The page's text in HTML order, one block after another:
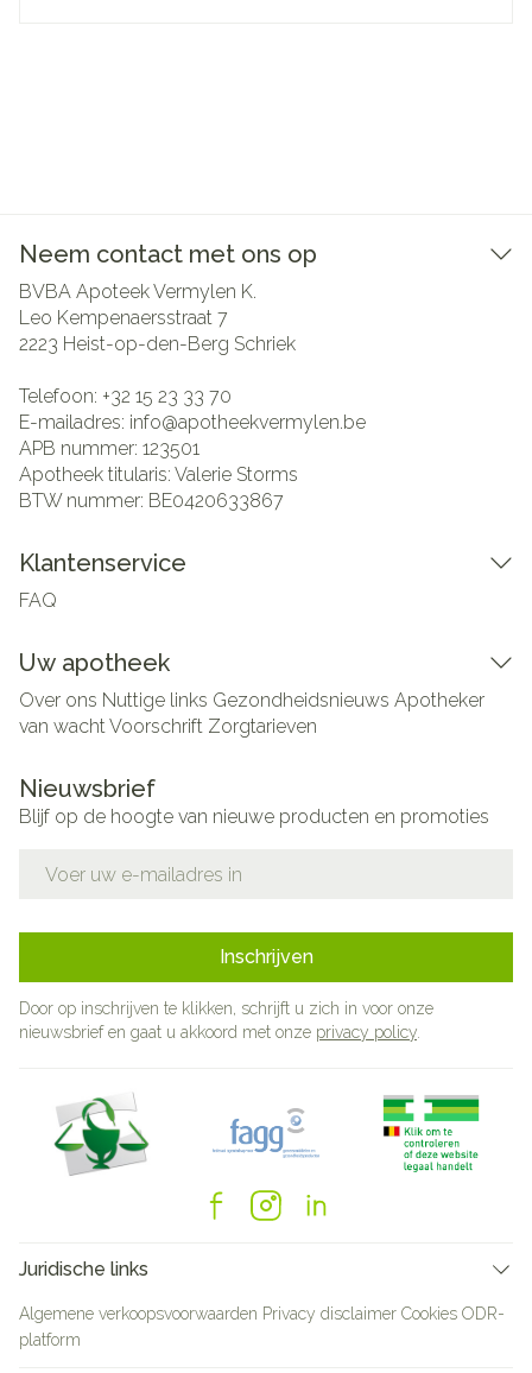
Neem contact met ons op
BVBA Apoteek Vermylen K.
Leo Kempenaersstraat 7
2223 Heist-op-den-Berg Schriek
Telefoon: +32 15 23 33 70
E-mailadres: info@apotheekvermylen.be
APB nummer: 123501
Apotheek titularis: Valerie Storms
BTW nummer: BE0420633867
Klantenservice
FAQ
Uw apotheek
Over ons Nuttige links Gezondheidsnieuws Apotheker
van wachtVoorschrift Zorgtarieven
Nieuwsbrief
Blijf op de hoogte van nieuwe producten en promoties
Inschrijven
Door op inschrijven te klikken, schrijft u zich in voor onze
nieuwsbrief en gaat u akkoord met onze privacy policy
Juridische links
Algemene verkoopsvoorwaarden Privacy disclaimer Cookies ODR-
platform